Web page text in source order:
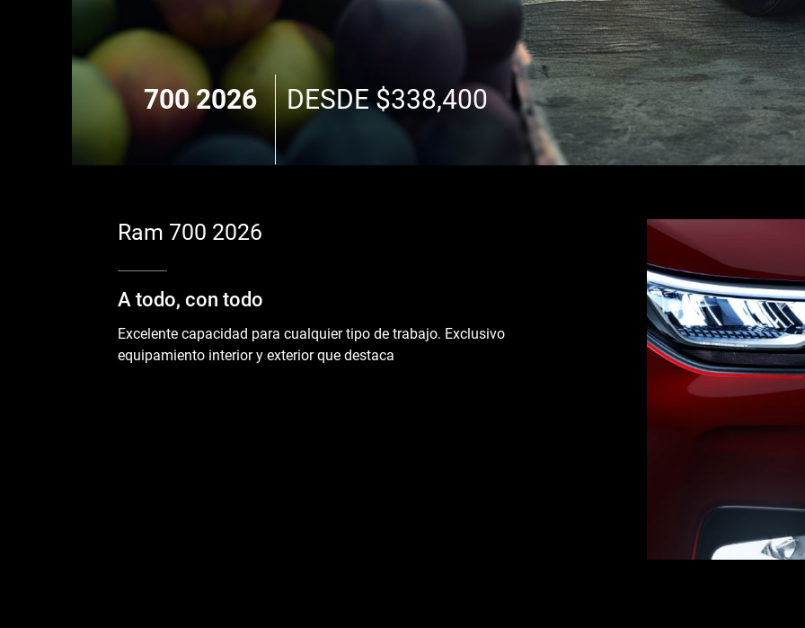
700 2026 DESDE $338,400
Ram 700 2026
A todo, con todo
Excelente capacidad para cualquier tipo de trabajo. Exclusivo
equipamiento interior y exterior que destaca